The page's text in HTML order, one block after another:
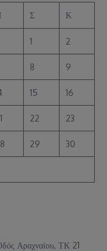
Σ Κ
1 2
8 9
15 16
22 23
29 30
Αραχναίου, ΤΚ 21